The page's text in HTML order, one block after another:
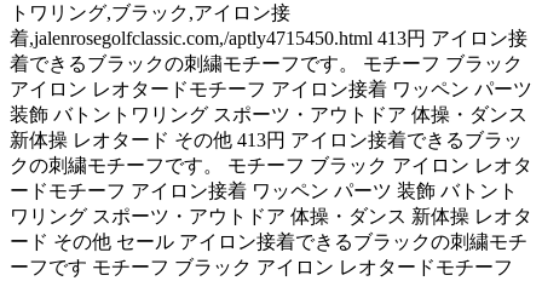
トワリング,ブラック,アイロン接
着,jalenrosegolfclassic.com,/aptly4715450.html 413円 アイロン接
着できるブラックの刺繍モチーフです。 モチーフ ブラック
アイロン レオタードモチーフ アイロン接着 ワッペン パーツ
装飾 バトントワリング スポーツ・アウトドア 体操・ダンス
新体操 レオタード その他 413円 アイロン接着できるブラッ
クの刺繍モチーフです。 モチーフ ブラック アイロン レオタ
ードモチーフ アイロン接着 ワッペン パーツ 装飾 バトント
ワリング スポーツ・アウトドア 体操・ダンス 新体操 レオタ
ード その他 セール アイロン接着できるブラックの刺繍モチ
ーフです モチーフ ブラック アイロン レオタードモチーフ